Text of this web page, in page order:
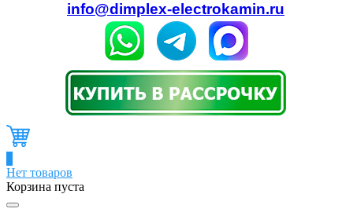
info@dimplex-electrokamin.ru
Нет товаров
Корзина пуста